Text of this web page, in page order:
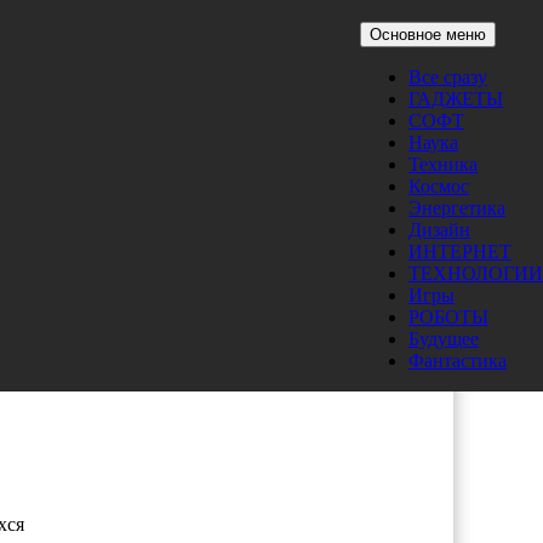
Основное меню
Все сразу
ГАДЖЕТЫ
СОФТ
Наука
Техника
Космос
Энергетика
Дизайн
ИНТЕРНЕТ
ТЕХНОЛОГИИ
Игры
РОБОТЫ
Будущее
Фантастика